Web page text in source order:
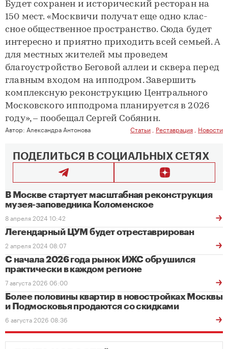
Будет сохранен и исторический ресторан на
150 мест. «Москвичи получат еще одно клас-
сное общественное пространство. Сюда будет
интересно и приятно приходить всей семьей. А
для местных жителей мы проведем
благоустройство Беговой аллеи и сквера перед
главным входом на ипподром. Завершить
комплексную реконструкцию Центрального
Московского ипподрома планируется в 2026
году», – пообещал Сергей Собянин.
Автор: Александра Антонова Статьи Реставрация Новости
ПОДЕЛИТЬСЯ В СОЦИАЛЬНЫХ СЕТЯХ
В Москве стартует масштабная реконструкция
музея-заповедника Коломенское
8 апреля 2024 10:42
Легендарный ЦУМ будет отреставрирован
2 апреля 2024 08:07
С начала 2026 года рынок ИЖС обрушился
практически в каждом регионе
7 августа 2026 06:00
Более половины квартир в новостройках Москвы
и Подмосковья продаются со скидками
6 августа 2026 08:36